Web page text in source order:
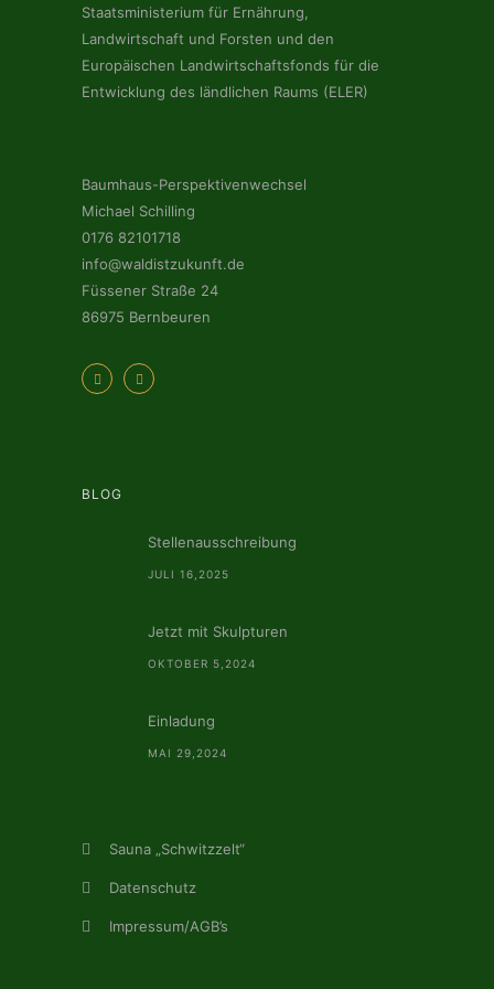
Staatsministerium für Ernährung,
Landwirtschaft und Forsten und den
Europäischen Landwirtschaftsfonds für die
Entwicklung des ländlichen Raums (ELER)
Baumhaus-Perspektivenwechsel
Michael Schilling
0176 82101718
info@waldistzukunft.de
Füssener Straße 24
86975 Bernbeuren
BLOG
Stellenausschreibung
JULI 16,2025
Jetzt mit Skulpturen
OKTOBER 5,2024
Einladung
MAI 29,2024
Sauna „Schwitzzelt“
Datenschutz
Impressum/AGB’s